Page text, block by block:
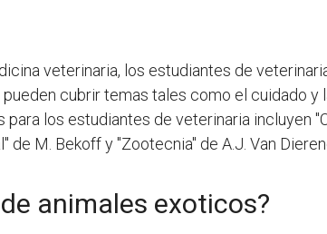
veterinaria, los estudiantes de
cubrir temas tales como el cuidado y
los estudiantes de veterinaria incluyen
M. Bekoff y "Zootecnia" de A.J. Van
animales exoticos?